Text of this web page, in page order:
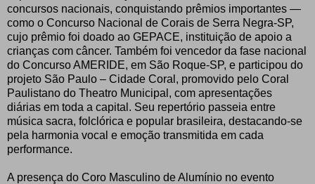
concursos nacionais, conquistando prêmios importantes —
como o Concurso Nacional de Corais de Serra Negra-SP,
cujo prêmio foi doado ao GEPACE, instituição de apoio a
crianças com câncer. Também foi vencedor da fase nacional
do Concurso AMERIDE, em São Roque-SP, e participou do
projeto São Paulo – Cidade Coral, promovido pelo Coral
Paulistano do Theatro Municipal, com apresentações
diárias em toda a capital. Seu repertório passeia entre
música sacra, folclórica e popular brasileira, destacando-se
pela harmonia vocal e emoção transmitida em cada
performance.
A presença do Coro Masculino de Alumínio no evento